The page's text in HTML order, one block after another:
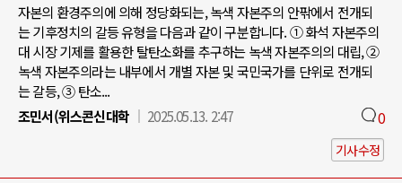
자본의 환경주의에 의해 정당화되는, 녹색 자본주의 안팎에서 전개되
는 기후정치의 갈등 유형을 다음과 같이 구분합니다. ① 화석 자본주의
대 시장 기제를 활용한 탈탄소화를 추구하는 녹색 자본주의의 대립, ②
녹색 자본주의라는 내부에서 개별 자본 및 국민국가를 단위로 전개되
는 갈등, ③ 탄소...
조민서(위스콘신대학
2025.05.13. 2:47 0
기사수정